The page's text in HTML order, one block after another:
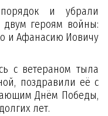
и убрали
героям войны:
и Афанасию Иовичу
с ветераном тыла
поздравили её с
Днём Победы,
лет.